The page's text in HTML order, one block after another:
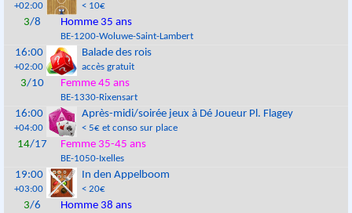
+02:00 < 10€
3/8 Homme 35 ans
BE-1200-Woluwe-Saint-Lambert
16:00
+02:00
Balade des rois
accès gratuit
3/10 Femme 45 ans
BE-1330-Rixensart
16:00
+04:00
Après-midi/soirée jeux à Dé Joueur Pl. Flagey
< 5€ et conso sur place
14/17 Femme 35-45 ans
BE-1050-Ixelles
19:00
+03:00
In den Appelboom
< 20€
3/6 Homme 38 ans